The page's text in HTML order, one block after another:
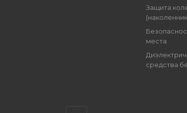
Защита
места
средства